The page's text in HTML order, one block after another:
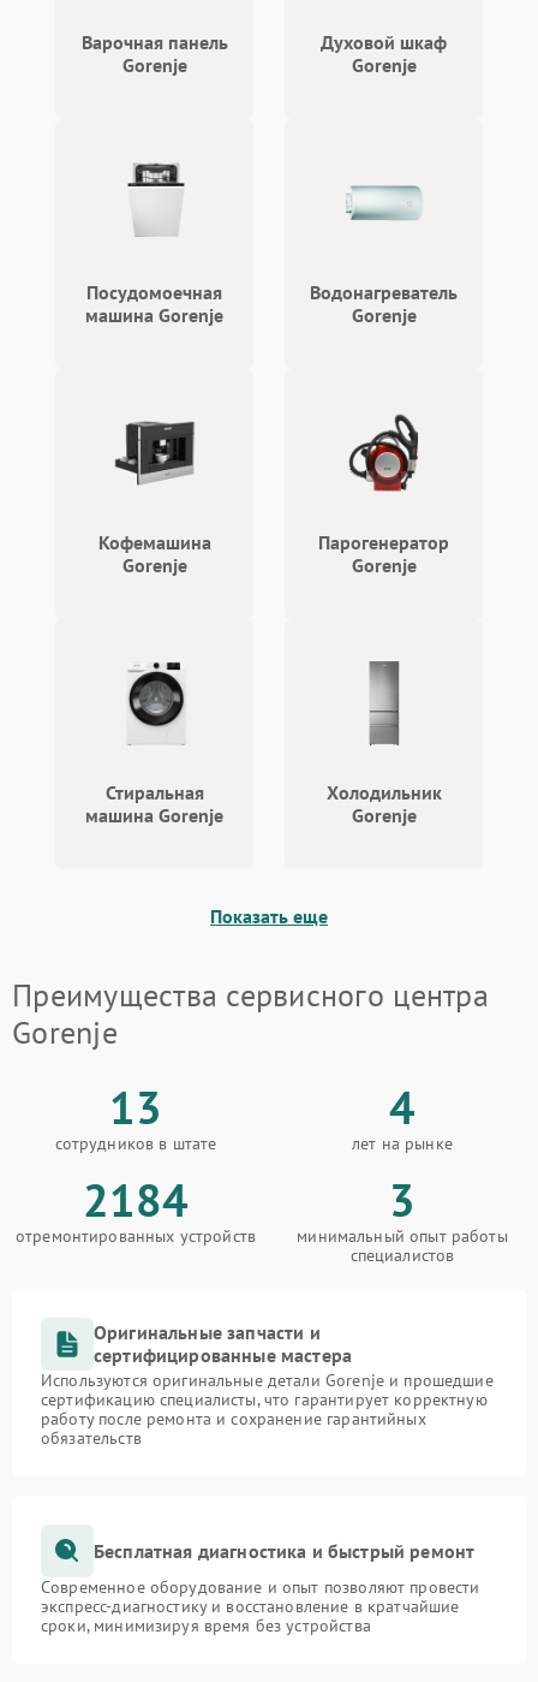
Не горит подсветка Подробнее →
Варочная панель
Gorenje
Духовой шкаф
Gorenje
Посудомоечная
машина Gorenje
Водонагреватель
Gorenje
Кофемашина
Gorenje
Парогенератор
Gorenje
Стиральная
машина Gorenje
Холодильник
Gorenje
Показать еще
Преимущества сервисного центра
Gorenje
13
сотрудников в штате
4
лет на рынке
2184
отремонтированных устройств
3
минимальный опыт работы
специалистов
Оригинальные запчасти и
сертифицированные мастера
Используются оригинальные детали Gorenje и прошедшие
сертификацию специалисты, что гарантирует корректную
работу после ремонта и сохранение гарантийных
обязательств
Бесплатная диагностика и быстрый ремонт
Современное оборудование и опыт позволяют провести
экспресс-диагностику и восстановление в кратчайшие
сроки, минимизируя время без устройства